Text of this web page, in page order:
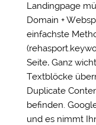
Landingpage
Domain +
einfachste
Seite. Ganz
Textblöcke
Duplicate
befinden.
und es nimmt